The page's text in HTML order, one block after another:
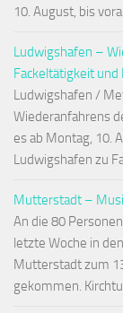
10. August, bis
Ludwigshafen –
Fackeltätigkeit
Ludwigshafen /
Wiederanfahrens
es ab Montag, 10.
Ludwigshafen zu
Mutterstadt –
An die 80
letzte Woche in
Mutterstadt zum
gekommen.